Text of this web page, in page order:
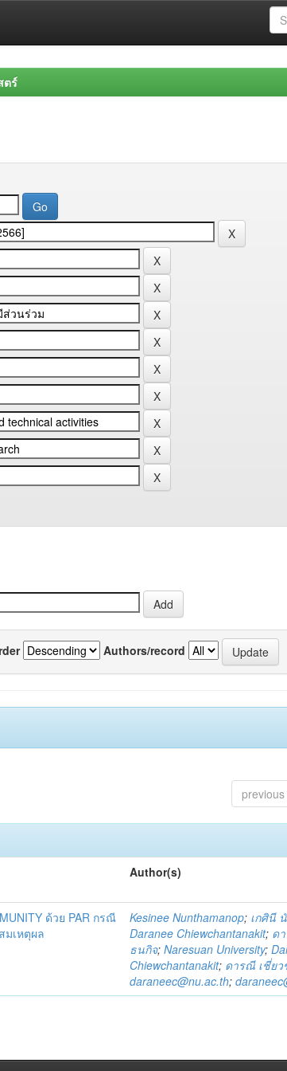
ตร์
Authors/record
previous
Author(s)
ด้วย PAR กรณี
มเหตุผล
Kesinee Nunthamanop; เกศินี
Daranee Chiewchantanakit; ด
ธนกิจ;Naresuan University;
Chiewchantanakit; ดารณี เชี่ย
daraneec@nu.ac.th;